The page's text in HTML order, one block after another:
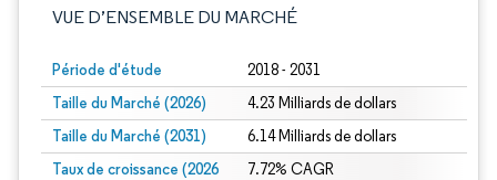
VUE D’ENSEMBLE DU MARCHÉ
Période d'étude 2018 - 2031
Taille du Marché (2026) 4.23 Milliards de dollars
Taille du Marché (2031) 6.14 Milliards de dollars
Taux de croissance (2026
7.72% CAGR